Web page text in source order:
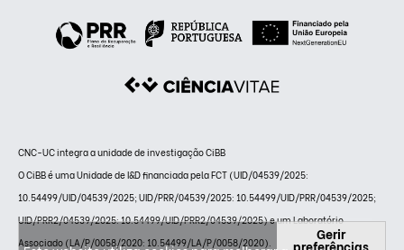
CNC-UC integra a unidade de investigação CiBB
O CiBB é uma Unidade de I&D financiada pela FCT (UID/04539/2025:
10.54499/UID/04539/2025; UID/PRR/04539/2025: 10.54499/UID/PRR/04539/2025;
UID/PRR2/04539/2025: 10.54499/UID/PRR2/04539/2025) e um Laboratório
Associado (LA/P/0058/2020: 10.54499/LA/P/0058/2020).
Gerir
preferências